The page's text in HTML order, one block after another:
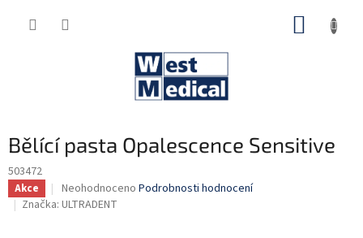
Bělící pasta Opalescence Sensitive
503472
Akce
Průměrné
hodnocení
Neohodnoceno Podrobnosti hodnocení
Značka: ULTRADENT